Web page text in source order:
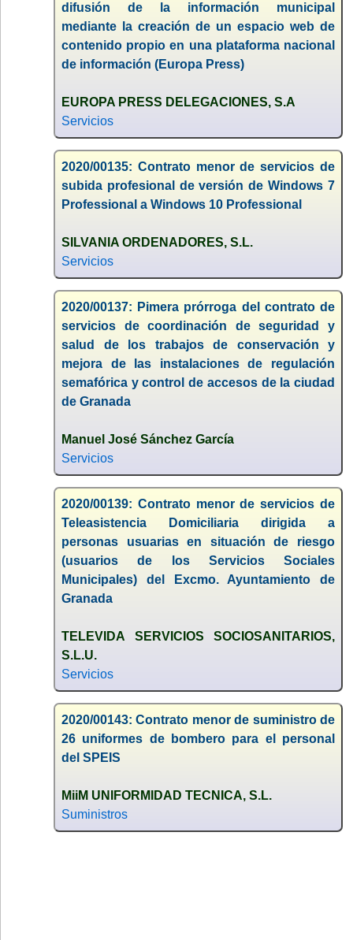
difusión de la información municipal
mediante la creación de un espacio web de
contenido propio en una plataforma nacional
de información (Europa Press)
EUROPA PRESS DELEGACIONES, S.A
Servicios
2020/00135: Contrato menor de servicios de
subida profesional de versión de Windows 7
Professional a Windows 10 Professional
SILVANIA ORDENADORES, S.L.
Servicios
2020/00137: Pimera prórroga del contrato de
servicios de coordinación de seguridad y
salud de los trabajos de conservación y
mejora de las instalaciones de regulación
semafórica y control de accesos de la ciudad
de Granada
Manuel José Sánchez García
Servicios
2020/00139: Contrato menor de servicios de
Teleasistencia Domiciliaria dirigida a
personas usuarias en situación de riesgo
(usuarios de los Servicios Sociales
Municipales) del Excmo. Ayuntamiento de
Granada
TELEVIDA SERVICIOS SOCIOSANITARIOS,
S.L.U.
Servicios
2020/00143: Contrato menor de suministro de
26 uniformes de bombero para el personal
del SPEIS
MiiM UNIFORMIDAD TECNICA, S.L.
Suministros